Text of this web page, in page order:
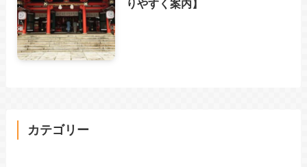
りやすく案内】
カテゴリー